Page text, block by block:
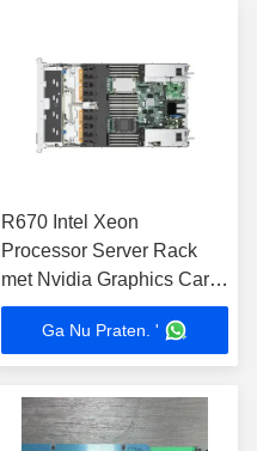
R670 Intel Xeon
Processor Server Rack
met Nvidia Graphics Card
en SSD geheugen
Ga Nu Praten. '